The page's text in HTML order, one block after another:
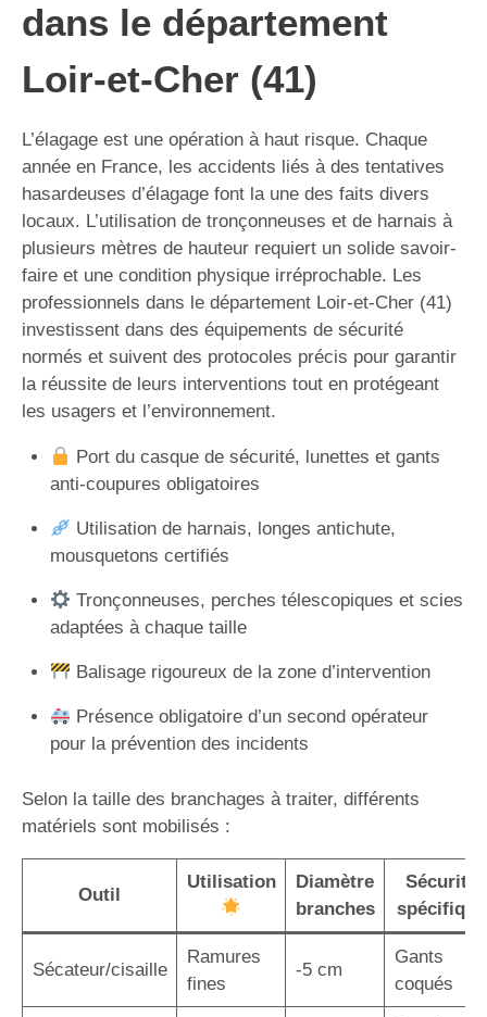
dans le département
Loir-et-Cher (41)
L’élagage est une opération à haut risque. Chaque
année en France, les accidents liés à des tentatives
hasardeuses d’élagage font la une des faits divers
locaux. L’utilisation de tronçonneuses et de harnais à
plusieurs mètres de hauteur requiert un solide savoir-
faire et une condition physique irréprochable. Les
professionnels dans le département Loir-et-Cher (41)
investissent dans des équipements de sécurité
normés et suivent des protocoles précis pour garantir
la réussite de leurs interventions tout en protégeant
les usagers et l’environnement.
Port du casque de sécurité, lunettes et gants
anti-coupures obligatoires
Utilisation de harnais, longes antichute,
mousquetons certifiés
Tronçonneuses, perches télescopiques et scies
adaptées à chaque taille
Balisage rigoureux de la zone d’intervention
Présence obligatoire d’un second opérateur
pour la prévention des incidents
Selon la taille des branchages à traiter, différents
matériels sont mobilisés :
Outil
Utilisation
Diamètre
branches
Sécurité
spécifique
Sécateur/cisaille
Ramures
fines
-5 cm
Gants
coqués